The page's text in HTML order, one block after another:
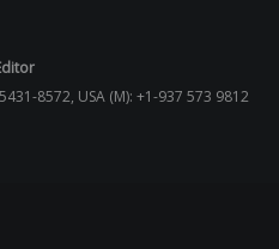
8572, USA (M): +1-937 573 9812